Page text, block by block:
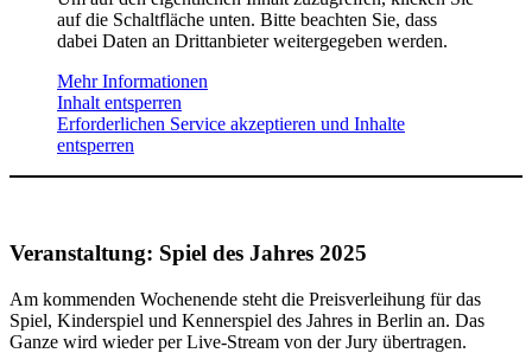
auf die Schaltfläche unten. Bitte beachten Sie, dass
dabei Daten an Drittanbieter weitergegeben werden.
Mehr Informationen
Inhalt entsperren
Erforderlichen Service akzeptieren und Inhalte
entsperren
Veranstaltung: Spiel des Jahres 2025
Am kommenden Wochenende steht die Preisverleihung für das
Spiel, Kinderspiel und Kennerspiel des Jahres in Berlin an. Das
Ganze wird wieder per Live-Stream von der Jury übertragen.